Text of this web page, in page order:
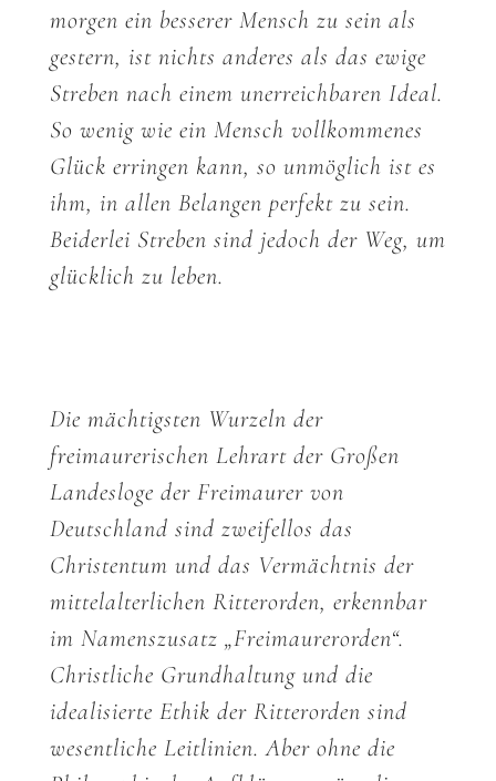
morgen ein besserer Mensch zu sein als
gestern, ist nichts anderes als das ewige
Streben nach einem unerreichbaren Ideal.
So wenig wie ein Mensch vollkommenes
Glück erringen kann, so unmöglich ist es
ihm, in allen Belangen perfekt zu sein.
Beiderlei Streben sind jedoch der Weg, um
glücklich zu leben.
Die mächtigsten Wurzeln der
freimaurerischen Lehrart der Großen
Landesloge der Freimaurer von
Deutschland sind zweifellos das
Christentum und das Vermächtnis der
mittelalterlichen Ritterorden, erkennbar
im Namenszusatz „Freimaurerorden“.
Christliche Grundhaltung und die
idealisierte Ethik der Ritterorden sind
wesentliche Leitlinien. Aber ohne die